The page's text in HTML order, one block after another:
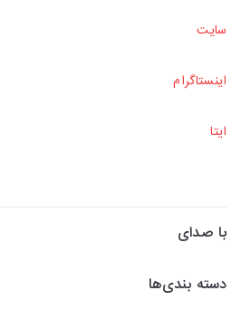
سایت
اینستاگرام
ایتا
با صدای
دسته بندی‌ها